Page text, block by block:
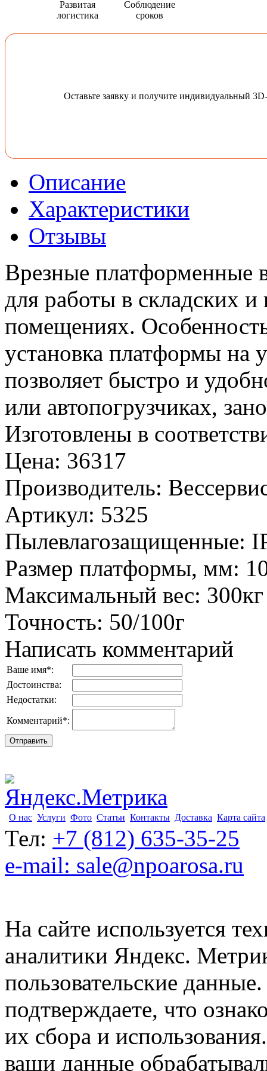
Развитая
логистика
Соблюдение
сроков
Оставьте заявку и получите индивидуальный
Описание
Характеристики
Отзывы
Врезные платформенные
для работы в складских
помещениях.
установка платформы на
позволяет быстро и
или автопогрузчиках,
Изготовлены в
Цена: 36317
Производитель:
Артикул: 5325
Пылевлагозащищенные:
Размер платформы, мм:
Максимальный вес: 300кг
Точность: 50/100г
Написать комментарий
Ваше имя*:
Достоинства:
Недостатки:
Комментарий*:
О нас Услуги Фото Статьи Контакты Доставка Карта сайта
Тел: +7 (812) 635-35-25
e-mail: sale@npoarosa.ru
На сайте используется
аналитики Яндекс.
пользовательские
подтверждаете, что
их сбора и
ваши данные